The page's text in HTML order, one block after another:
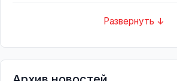
Развернуть ↓